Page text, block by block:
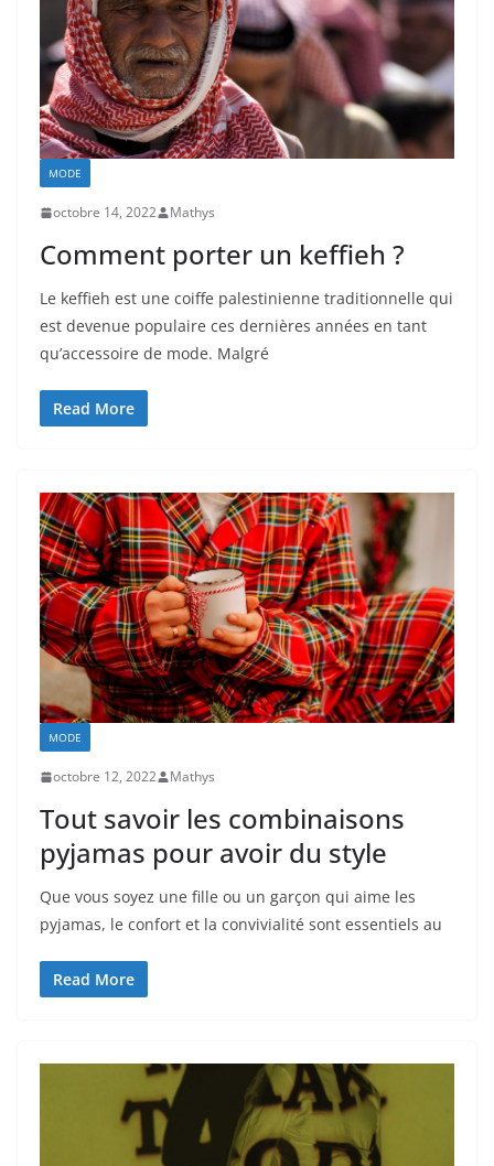
MODE
octobre 14, 2022 Mathys
Comment porter un keffieh ?
Le keffieh est une coiffe palestinienne traditionnelle qui
est devenue populaire ces dernières années en tant
qu’accessoire de mode. Malgré
Read More
MODE
octobre 12, 2022 Mathys
Tout savoir les combinaisons
pyjamas pour avoir du style
Que vous soyez une fille ou un garçon qui aime les
pyjamas, le confort et la convivialité sont essentiels au
Read More